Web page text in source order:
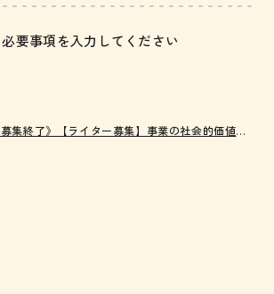
要事項を入力してください
《募集終了》【ライター募集】事業の社会的価値を伝える業務委託ライターを募集